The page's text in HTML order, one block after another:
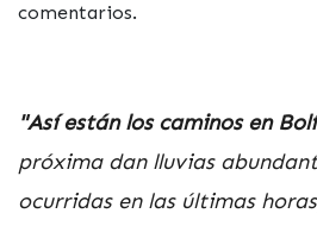
comentarios.
"Así están los caminos en
próxima dan lluvias
ocurridas en las últimas